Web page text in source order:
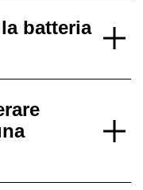
batteria